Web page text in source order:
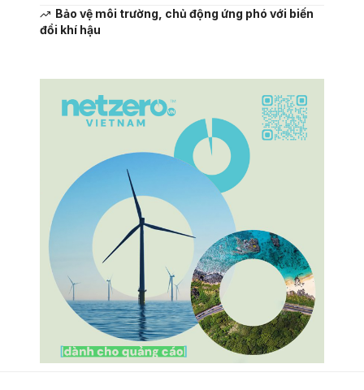
Bảo vệ môi trường, chủ động ứng phó với biến
đổi khí hậu